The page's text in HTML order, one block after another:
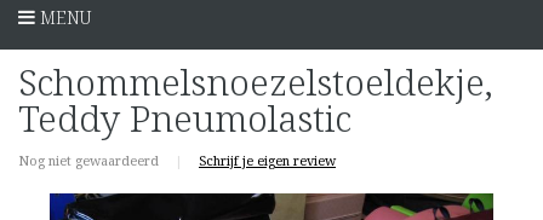
MENU
Schommelsnoezelstoeldekje,
Teddy Pneumolastic
Nog niet gewaardeerd | Schrijf je eigen review